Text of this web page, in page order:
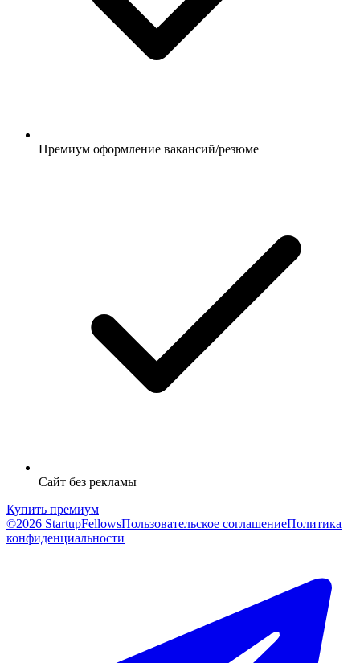
Премиум оформление вакансий/резюме
Сайт без рекламы
Купить премиум
©2026 StartupFellowsПользовательское соглашениеПолитика
конфиденциальности